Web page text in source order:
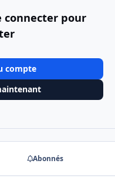
connecter pour
compte
Abonnés